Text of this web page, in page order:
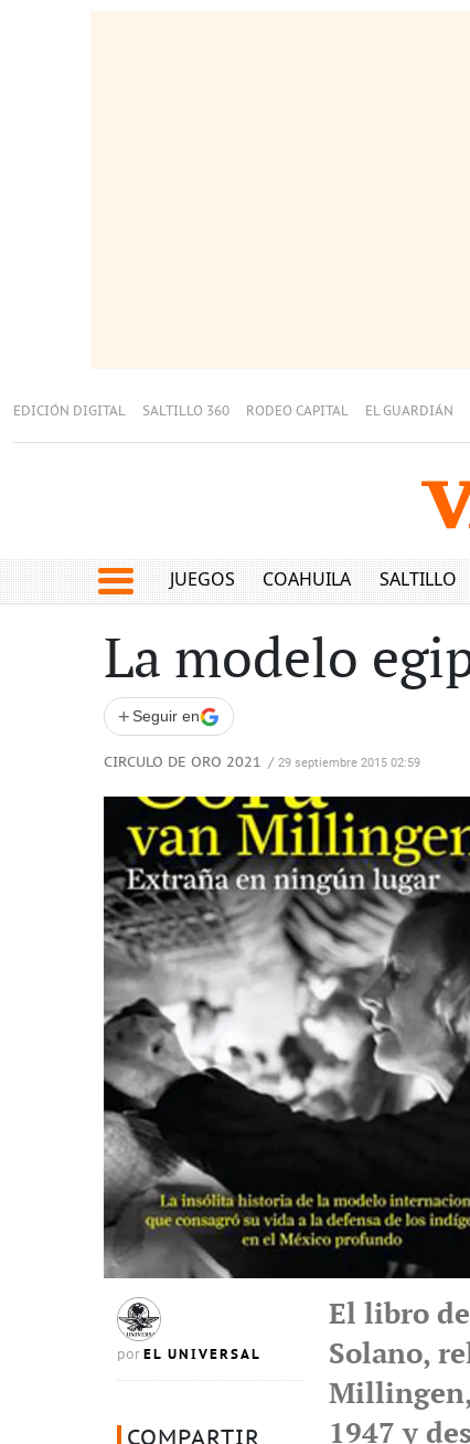
EDICIÓN DIGITAL SALTILLO 360 RODEO CAPITAL EL GUARDIÁN
JUEGOS COAHUILA SALTILLO
La modelo
+ Seguir en
CIRCULO DE ORO 2021 / 29 septiembre 2015 02:59
por EL UNIVERSAL
COMPARTIR
El libro
Solano,
1947 y